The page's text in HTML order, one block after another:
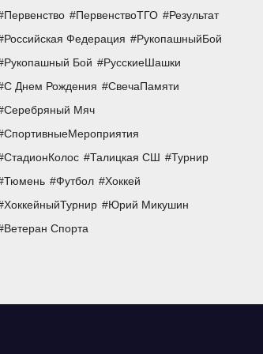
Первенство
ПервенствоТГО
Результат
Российская Федерация
РукопашныйБой
Рукопашный Бой
РусскиеШашки
С Днем Рождения
СвечаПамяти
Серебряный Мяч
СпортивныеМероприятия
СтадионКолос
Талицкая СШ
Турнир
Тюмень
Футбол
Хоккей
ХоккейныйТурнир
Юрий Микушин
Ветеран Спорта